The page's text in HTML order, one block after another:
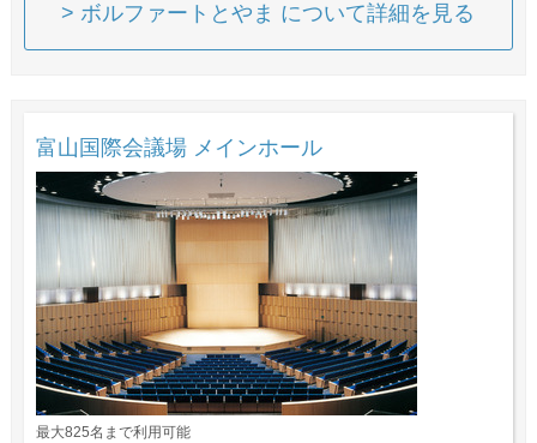
> ボルファートとやま について詳細を見る
富山国際会議場 メインホール
最大825名まで利用可能